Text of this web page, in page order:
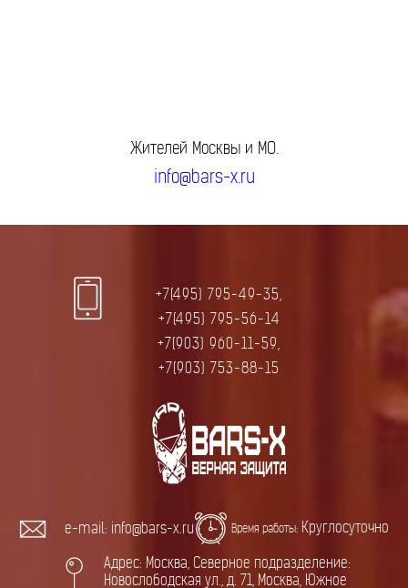
Жителей Москвы и МО.
info@bars-x.ru
e-mail: info@bars-x.ru Время работы: Круглосуточно
Адрес: Москва, Северное подразделение:
Новослободская ул., д. 71, Москва, Южное
+7(495) 795-49-35,
+7(495) 795-56-14
+7(903) 960-11-59,
+7(903) 753-88-15